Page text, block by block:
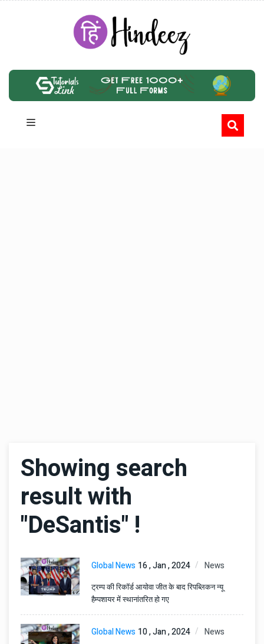
Showing search
result with
"DeSantis" !
Global News 16 , Jan , 2024 News
ट्रम्प की रिकॉर्ड आयोवा जीत के बाद रिपब्लिकन न्यू
हैम्पशायर में स्थानांतरित हो गए
Global News 10 , Jan , 2024 News